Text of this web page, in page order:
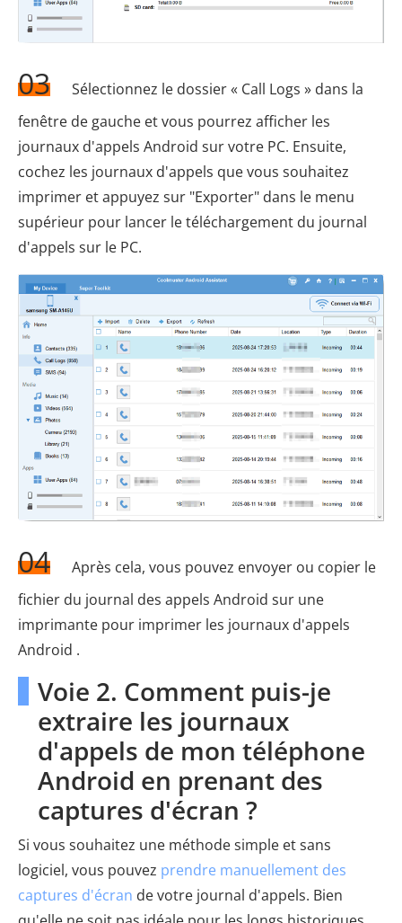
03
Sélectionnez le dossier « Call Logs » dans la
fenêtre de gauche et vous pourrez afficher les
journaux d'appels Android sur votre PC. Ensuite,
cochez les journaux d'appels que vous souhaitez
imprimer et appuyez sur "Exporter" dans le menu
supérieur pour lancer le téléchargement du journal
d'appels sur le PC.
04
Après cela, vous pouvez envoyer ou copier le
fichier du journal des appels Android sur une
imprimante pour imprimer les journaux d'appels
Android .
Voie 2. Comment puis-je
extraire les journaux
d'appels de mon téléphone
Android en prenant des
captures d'écran ?
Si vous souhaitez une méthode simple et sans
logiciel, vous pouvez prendre manuellement des
captures d'écran de votre journal d'appels. Bien